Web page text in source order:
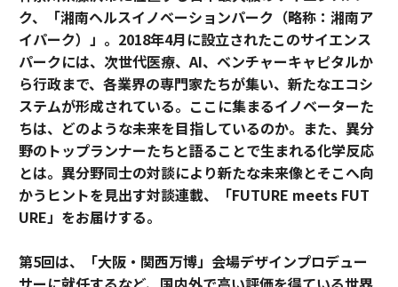
ク、「湘南ヘルスイノベーションパーク（略称：湘南ア
イパーク）」。2018年4月に設立されたこのサイエンス
パークには、次世代医療、AI、ベンチャーキャピタルか
ら行政まで、各業界の専門家たちが集い、新たなエコシ
ステムが形成されている。ここに集まるイノベーターた
ちは、どのような未来を目指しているのか。また、異分
野のトップランナーたちと語ることで生まれる化学反応
とは。異分野同士の対談により新たな未来像とそこへ向
かうヒントを見出す対談連載、「FUTURE meets FUT
URE」をお届けする。
第5回は、「大阪・関西万博」会場デザインプロデュー